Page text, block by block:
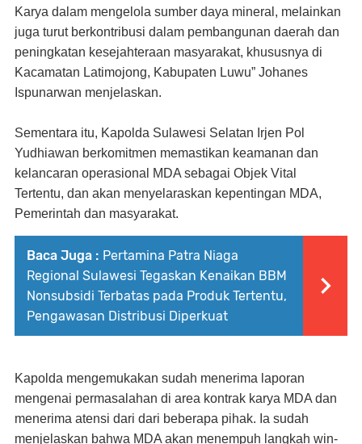
Karya dalam mengelola sumber daya mineral, melainkan
juga turut berkontribusi dalam pembangunan daerah dan
peningkatan kesejahteraan masyarakat, khususnya di
Kacamatan Latimojong, Kabupaten Luwu” Johanes
Ispunarwan menjelaskan.
Sementara itu, Kapolda Sulawesi Selatan Irjen Pol
Yudhiawan berkomitmen memastikan keamanan dan
kelancaran operasional MDA sebagai Objek Vital
Tertentu, dan akan menyelaraskan kepentingan MDA,
Pemerintah dan masyarakat.
Baca Juga : Pertamina Patra Niaga
Regional Sulawesi Tegaskan Kenaikan BBM
Nonsubsidi Terbatas pada Produk Tertentu,
Pengawasan Distribusi Diperkuat
Kapolda mengemukakan sudah menerima laporan
mengenai permasalahan di area kontrak karya MDA dan
menerima atensi dari dari beberapa pihak. Ia sudah
menjelaskan bahwa MDA akan menempuh langkah win-